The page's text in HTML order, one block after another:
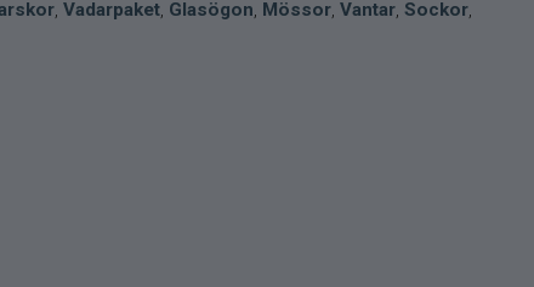
, Vadarpaket, Glasögon, Mössor, Vantar, Sockor,